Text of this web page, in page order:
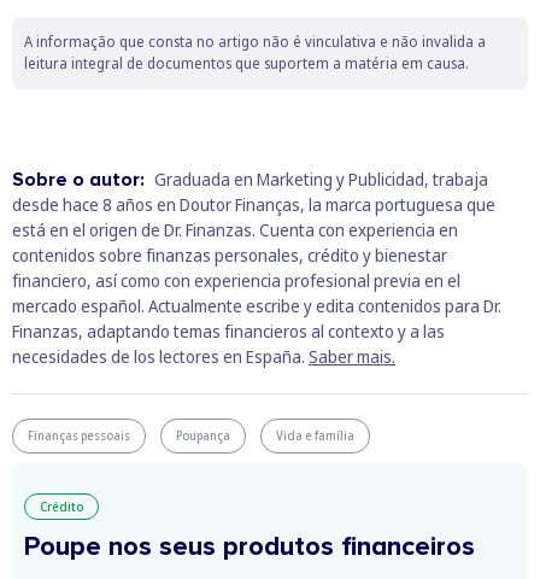
A informação que consta no artigo não é vinculativa e não invalida a
leitura integral de documentos que suportem a matéria em causa.
Sobre o autor: Graduada en Marketing y Publicidad, trabaja
desde hace 8 años en Doutor Finanças, la marca portuguesa que
está en el origen de Dr. Finanzas. Cuenta con experiencia en
contenidos sobre finanzas personales, crédito y bienestar
financiero, así como con experiencia profesional previa en el
mercado español. Actualmente escribe y edita contenidos para Dr.
Finanzas, adaptando temas financieros al contexto y a las
necesidades de los lectores en España. Saber mais.
Finanças pessoais Poupança Vida e família
Crédito
Poupe nos seus produtos financeiros